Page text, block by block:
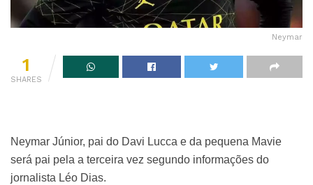
Neymar
1
SHARES
Neymar Júnior, pai do Davi Lucca e da pequena Mavie
será pai pela a terceira vez segundo informações do
jornalista Léo Dias.